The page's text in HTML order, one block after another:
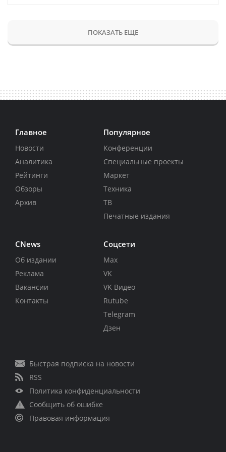
ПОКАЗАТЬ ЕЩЕ
Главное
Новости
Аналитика
Рейтинги
Обзоры
Архив
Популярное
Конференции
Специальные проекты
Маркет
Техника
ТВ
Печатные издания
CNews
Об издании
Реклама
Вакансии
Контакты
Соцсети
Max
VK
VK Видео
Rutube
Telegram
Дзен
Быстрая подписка на новости
RSS
Политика конфиденциальности
Сообщить об ошибке
Правовая информация